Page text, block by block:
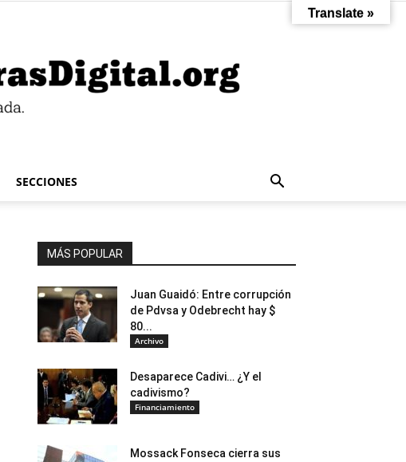
SECCIONES
MÁS POPULAR
Juan Guaidó: Entre corrupción
de Pdvsa y Odebrecht hay $
80...
Archivo
Desaparece Cadivi… ¿Y el
cadivismo?
Financiamiento
Mossack Fonseca cierra sus
Translate »